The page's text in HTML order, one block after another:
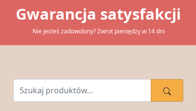
Gwarancja satysfakcji
Nie jesteś zadowolony? Zwrot pieniędzy w 14 dni